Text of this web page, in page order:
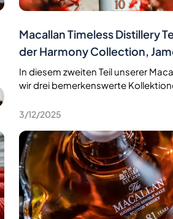
Macallan Timeless Distillery
der Harmony Collection,
& A Night on Earth
In diesem zweiten Teil unserer
wir drei bemerkenswerte
Elementen inspiriert ist; die James
Anniversary Edition, die die
Night on Earth, die festliche
festhält
3/12/2025